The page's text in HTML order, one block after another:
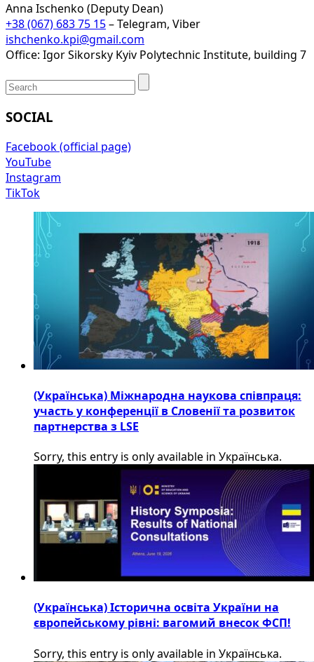
Anna Ischenko (Deputy Dean)
+38 (067) 683 75 15– Telegram, Viber
ishchenko.kpi@gmail.com
Office: Igor Sikorsky Kyiv Polytechnic Institute, building 7
SOCIAL
Facebook (official page)
YouTube
Instagram
TikTok
(Українська) Міжнародна наукова співпраця:
участь у конференції в Словенії та розвиток
партнерства з LSE
Sorry, this entry is only available in Українська.
(Українська) Історична освіта України на
європейському рівні: вагомий внесок ФСП!
Sorry, this entry is only available in Українська.